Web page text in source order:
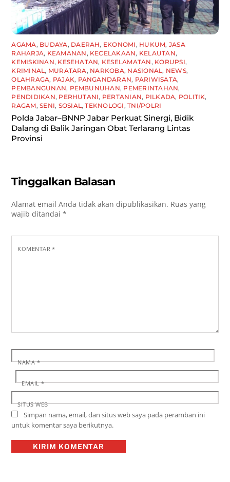
AGAMA, BUDAYA, DAERAH, EKONOMI, HUKUM, JASA
RAHARJA, KEAMANAN, KECELAKAAN, KELAUTAN,
KEMISKINAN, KESEHATAN, KESELAMATAN, KORUPSI,
KRIMINAL, MURATARA, NARKOBA, NASIONAL, NEWS,
OLAHRAGA, PAJAK, PANGANDARAN, PARIWISATA,
PEMBANGUNAN, PEMBUNUHAN, PEMERINTAHAN,
PENDIDIKAN, PERHUTANI, PERTANIAN, PILKADA, POLITIK,
RAGAM,SENI, SOSIAL,TEKNOLOGI,TNI/POLRI
Polda Jabar–BNNP Jabar Perkuat Sinergi, Bidik
Dalang di Balik Jaringan Obat Terlarang Lintas
Provinsi
Tinggalkan Balasan
Alamat email Anda tidak akan dipublikasikan. Ruas yang
wajib ditandai*
KOMENTAR*
NAMA*
EMAIL*
SITUS WEB
Simpan nama, email, dan situs web saya pada peramban ini
untuk komentar saya berikutnya.